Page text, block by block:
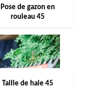
Pose de gazon en
rouleau 45
Taille de haie 45